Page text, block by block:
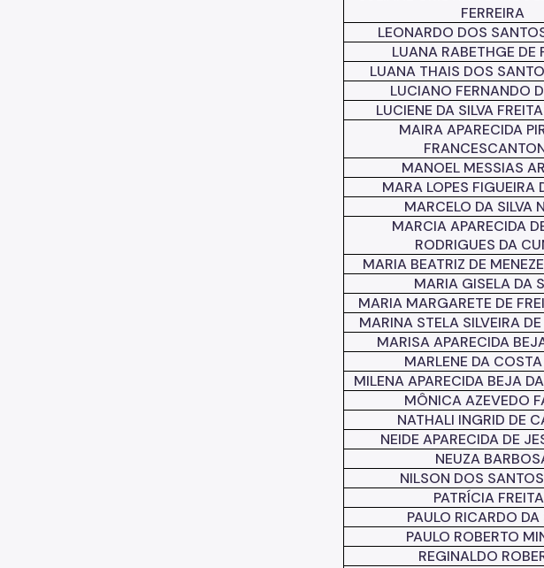
FERREIRA
LEONARDO DOS
LUANA RABETHGE DE
LUANA THAIS DOS
LUCIANO FERNANDO
LUCIENE DA SILVA
MAIRA APARECIDA
MANOEL MESSIAS
MARA LOPES FIGUEIRA
MARCELO DA SILVA
MARCIA APARECIDA
RODRIGUES DA
MARIA BEATRIZ DE
MARIA GISELA DA
MARIA MARGARETE DE
MARINA STELA SILVEIRA
MARISA APARECIDA
MARLENE DA COSTA
MILENA APARECIDA BEJA
MÔNICA AZEVEDO
NATHALI INGRID DE
NEIDE APARECIDA DE
NEUZA
NILSON DOS
PATRÍCIA
PAULO RICARDO DA
PAULO ROBERTO
REGINALDO